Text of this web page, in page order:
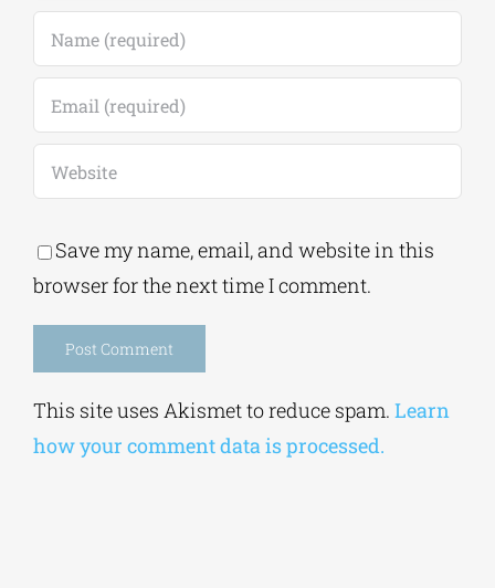
Save my name, email, and website in this
browser for the next time I comment.
This site uses Akismet to reduce spam. Learn
how your comment data is processed.